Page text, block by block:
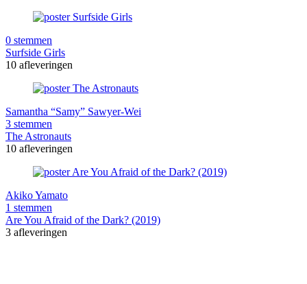
0 stemmen
Surfside Girls
10 afleveringen
Samantha “Samy” Sawyer-Wei
3 stemmen
The Astronauts
10 afleveringen
Akiko Yamato
1 stemmen
Are You Afraid of the Dark? (2019)
3 afleveringen